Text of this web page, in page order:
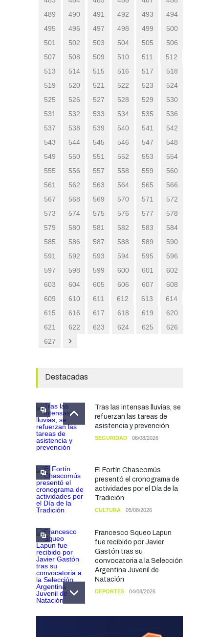
489
490 491 492 493
494
495
496 497 498 499
500
501
502 503 504 505
506
507
508 509 510 511
512
513
514 515 516 517
518
519
520 521 522 523
524
525
526 527 528 529
530
531
532 533 534 535
536
537
538 539 540 541
542
543
544 545 546 547
548
549
550 551 552 553
554
555
556 557 558 559
560
561
562 563 564 565
566
567
568 569 570 571
572
573
574 575 576 577
578
579
580 581 582 583
584
585
586 587 588 589
590
591
592 593 594 595
596
597
598 599 600 601
602
603
604 605 606 607
608
609
610 611 612 613
614
615
616 617 618 619
620
621
622 623 624 625
626
627
Destacadas
Tras las intensas lluvias, se
refuerzan las tareas de
asistencia y prevención
SEGURIDAD 06/08/2026
El Fortín Chascomús
presentó el cronograma de
actividades por el Día de la
Tradición
CULTURA 05/08/2026
Francesco Squeo Lapun
fue recibido por Javier
Gastón tras su
convocatoria a la Selección
Argentina Juvenil de
Natación
DEPORTES 04/08/2026
dejaron una mejora en la